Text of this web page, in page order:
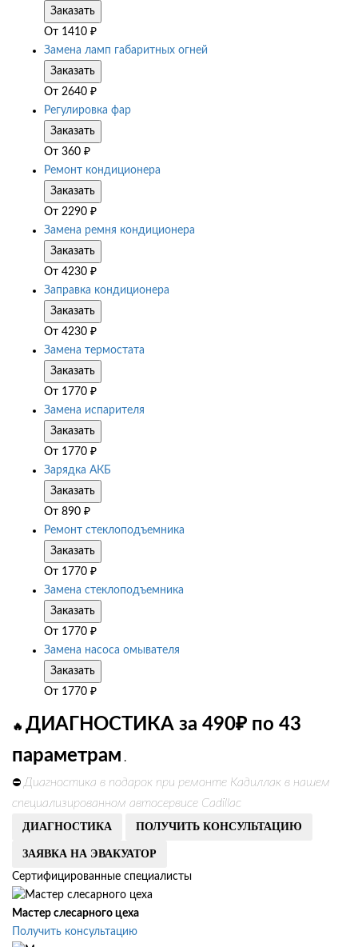
Заказать
От 1410 ₽
Замена ламп габаритных огней
Заказать
От 2640 ₽
Регулировка фар
Заказать
От 360 ₽
Ремонт кондиционера
Заказать
От 2290 ₽
Замена ремня кондиционера
Заказать
От 4230 ₽
Заправка кондиционера
Заказать
От 4230 ₽
Замена термостата
Заказать
От 1770 ₽
Замена испарителя
Заказать
От 1770 ₽
Зарядка АКБ
Заказать
От 890 ₽
Ремонт стеклоподъемника
Заказать
От 1770 ₽
Замена стеклоподъемника
Заказать
От 1770 ₽
Замена насоса омывателя
Заказать
От 1770 ₽
🔥 ДИАГНОСТИКА за 490₽ по 43
параметрам .
⛔ Диагностика в подарок при ремонте Кадиллак в нашем
специализированном автосервисе Cadillac
ДИАГНОСТИКА ПОЛУЧИТЬ КОНСУЛЬТАЦИЮ
ЗАЯВКА НА ЭВАКУАТОР
Сертифицированные специалисты
Мастер слесарного цеха
Получить консультацию